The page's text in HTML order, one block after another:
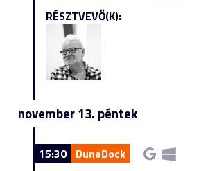
RÉSZTVEVŐ(K):
november 13. péntek
15:30 DunaDock